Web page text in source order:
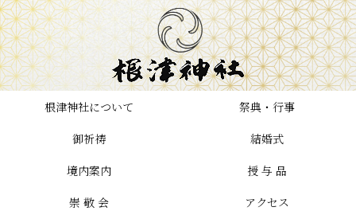
根津神社について
祭典・行事
御祈祷
結婚式
境内案内
授 与 品
崇 敬 会
アクセス